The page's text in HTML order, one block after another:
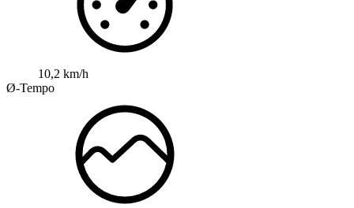
10,2 km/h
Ø-Tempo